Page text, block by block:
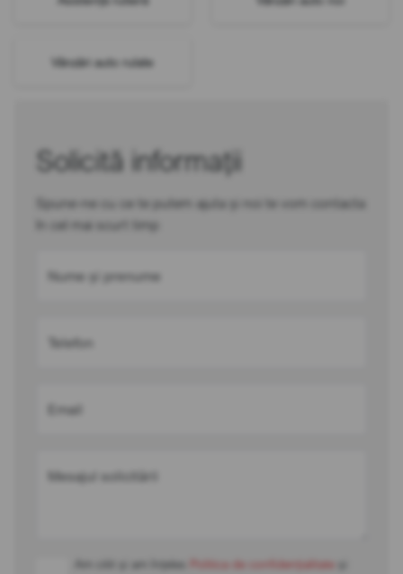
Vânzări auto rulate
Solicită informații
Spune-ne cu ce te putem ajuta și noi te vom contacta
în cel mai scurt timp
Nume și prenume
Telefon
Email
Mesajul solicitării
Am citit și am înțeles Politica de confidențialitate